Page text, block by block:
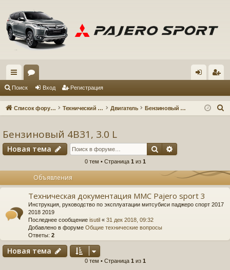
с
ы
и
ум д ис
Поиск Вход Регистрация
Список форумов Технический форум Двигатель Бензиновый 4B31, 3.0 L
Бензиновый 4B31, 3.0 L
Новая тема Поиск
0 тем • Страница 1 из 1
Объявления
Техническая документация MMC Pajero sport 3
Инструкция, руководство по эксплуатации митсубиси паджеро спорт 2017
2018 2019
Последнее сообщение isutil « 31 дек 2018, 09:32
Добавлено в форуме Общие технические вопросы
Ответы: 2
Новая тема
0 тем • Страница 1 из 1